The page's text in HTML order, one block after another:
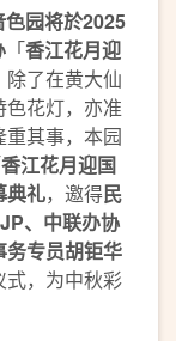
色园将於2025
「香江花月迎
除了在黄大仙
花灯，亦准
其事，本园
香江花月迎国
典礼，邀得民
、中联办协
务专员胡钜华
式，为中秋彩